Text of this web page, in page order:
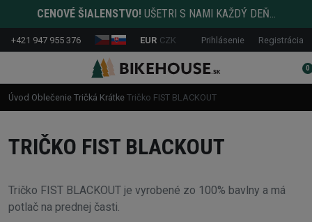
CENOVÉ ŠIALENSTVO! UŠETRI S NAMI KAŽDÝ DEŇ...
+421 947 955 376 EUR CZK Prihlásenie Registrácia
0
Úvod Oblečenie Tričká Krátke Tričko FIST BLACKOUT
TRIČKO FIST BLACKOUT
Tričko FIST BLACKOUT je vyrobené zo 100% bavlny a má
potlač na prednej časti.